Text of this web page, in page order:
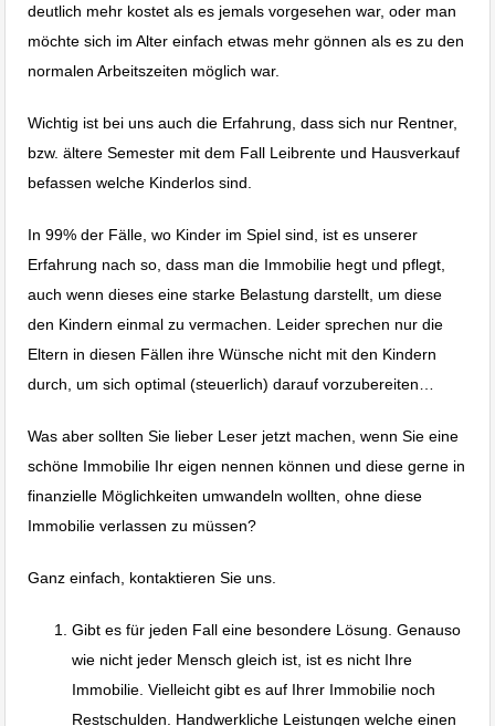
deutlich mehr kostet als es jemals vorgesehen war, oder man
möchte sich im Alter einfach etwas mehr gönnen als es zu den
normalen Arbeitszeiten möglich war.
Wichtig ist bei uns auch die Erfahrung, dass sich nur Rentner,
bzw. ältere Semester mit dem Fall Leibrente und Hausverkauf
befassen welche Kinderlos sind.
In 99% der Fälle, wo Kinder im Spiel sind, ist es unserer
Erfahrung nach so, dass man die Immobilie hegt und pflegt,
auch wenn dieses eine starke Belastung darstellt, um diese
den Kindern einmal zu vermachen. Leider sprechen nur die
Eltern in diesen Fällen ihre Wünsche nicht mit den Kindern
durch, um sich optimal (steuerlich) darauf vorzubereiten…
Was aber sollten Sie lieber Leser jetzt machen, wenn Sie eine
schöne Immobilie Ihr eigen nennen können und diese gerne in
finanzielle Möglichkeiten umwandeln wollten, ohne diese
Immobilie verlassen zu müssen?
Ganz einfach, kontaktieren Sie uns.
Gibt es für jeden Fall eine besondere Lösung. Genauso
wie nicht jeder Mensch gleich ist, ist es nicht Ihre
Immobilie. Vielleicht gibt es auf Ihrer Immobilie noch
Restschulden. Handwerkliche Leistungen welche einen